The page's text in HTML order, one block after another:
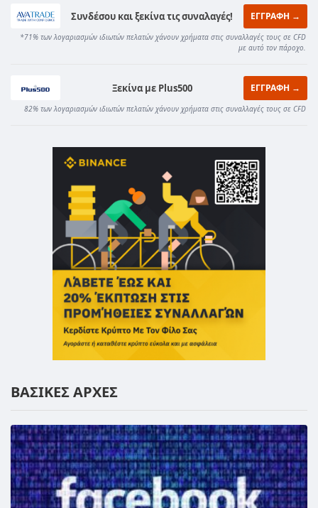
Συνδέσου και ξεκίνα τις συναλαγές! ΕΓΓΡΑΦΗ →
*71% των λογαριασμών ιδιωτών πελατών χάνουν χρήματα στις συναλλαγές τους σε CFD
με αυτό τον πάροχο.
Ξεκίνα με Plus500 ΕΓΓΡΑΦΗ →
82% των λογαριασμών ιδιωτών πελατών χάνουν χρήματα στις συναλλαγές τους σε CFD
ΒΑΣΙΚΕΣ ΑΡΧΕΣ